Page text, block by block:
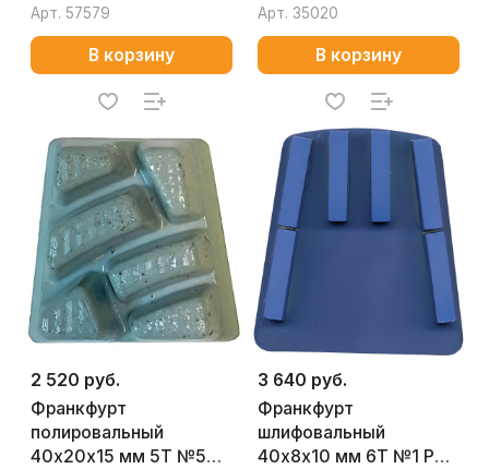
Splitstone 102995
Арт. 57579
В корзину
35620
Арт. 35020
В корзину
2 520 руб.
Франкфурт
полировальный
40х20х15 мм 5T №5
3 640 руб.
Франкфурт
шлифовальный
40х8х10 мм 6T №1 P50